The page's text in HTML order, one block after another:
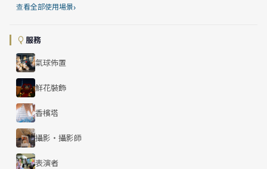
查看全部使用場景›
服務
氣球佈置
鮮花裝飾
香檳塔
攝影・攝影師
表演者